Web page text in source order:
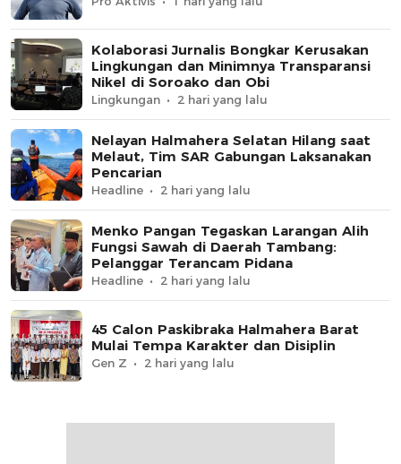
Kolaborasi Jurnalis Bongkar Kerusakan
Lingkungan dan Minimnya Transparansi
Nikel di Soroako dan Obi
Lingkungan 2 hari yang lalu
Nelayan Halmahera Selatan Hilang saat
Melaut, Tim SAR Gabungan Laksanakan
Pencarian
Headline 2 hari yang lalu
Menko Pangan Tegaskan Larangan Alih
Fungsi Sawah di Daerah Tambang:
Pelanggar Terancam Pidana
Headline 2 hari yang lalu
45 Calon Paskibraka Halmahera Barat
Mulai Tempa Karakter dan Disiplin
Gen Z 2 hari yang lalu